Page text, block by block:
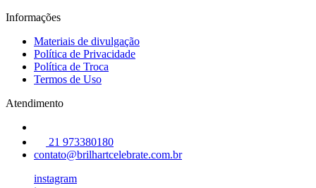
Informações
Materiais de divulgação
Política de Privacidade
Política de Troca
Termos de Uso
Atendimento
21 973380180
contato@brilhartcelebrate.com.br
instagram